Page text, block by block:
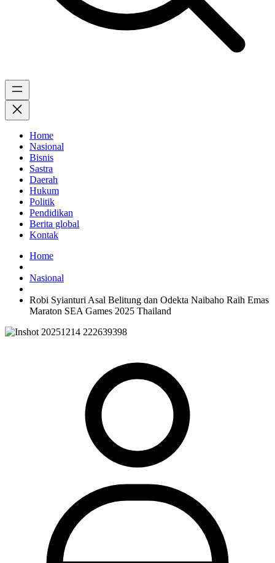
Home
Nasional
Bisnis
Sastra
Daerah
Hukum
Politik
Pendidikan
Berita global
Kontak
Home
Nasional
Robi Syianturi Asal Belitung dan Odekta Naibaho Raih Emas
Maraton SEA Games 2025 Thailand